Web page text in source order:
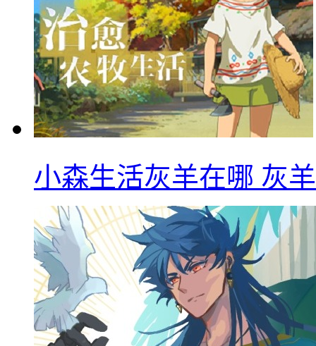
小森生活灰羊在哪 灰